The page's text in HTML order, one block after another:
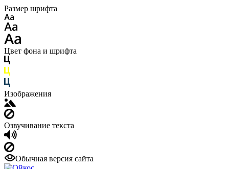
Размер шрифта
Цвет фона и шрифта
Изображения
Озвучивание текста
Обычная версия сайта